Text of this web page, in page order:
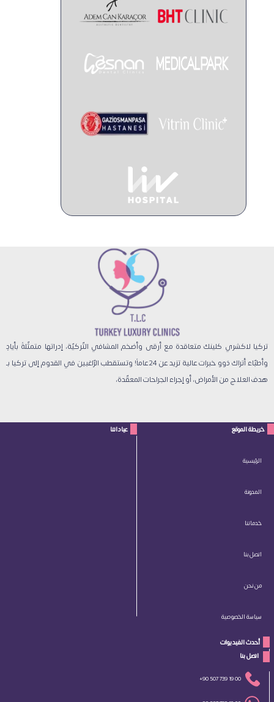
تركيا لاكشري كلينك متعاقدة مع أرقى وأضخم المشافي التّركيّة، إدراتها متمثّلةً بأيادٍ
وأطبّاء أتراك ذوو خبرات عالية تزيد عن 24 عاماً! وتستقطب الرّاغبين في القدوم إلى تركيا بـ
هدف العلاج من الأمراض، أو إجراء الجراحات المعقّدة،
خريطة الموقع
الرئيسية
المدونة
خدماتنا
اتصل بنا
من نحن
سياسة الخصوصية
عياداتنا
أحدث الفيديوات
اتصل بنا
+90 507 739 19 00